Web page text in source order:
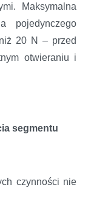
Maksymalna
pojedynczego
20 N – przed
otwieraniu i
segmentu
czynności nie